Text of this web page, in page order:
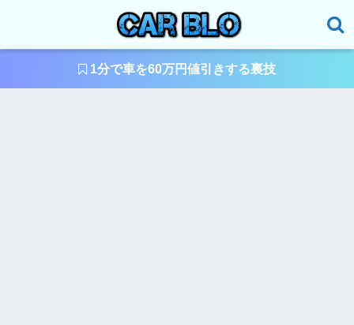
1分で車を60万円値引きする裏技